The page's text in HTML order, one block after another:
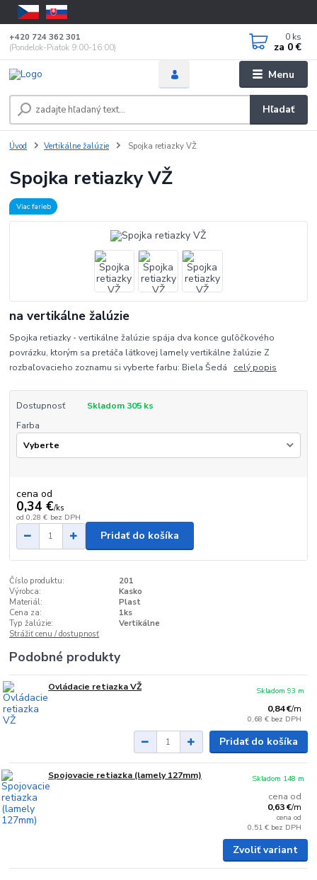
Menu
Hľadať
+420 724 362 301
(Pondelok-Piatok 9:00-16:00)
0 ks
za 0 €
Úvod Vertikálne žalúzie Spojka retiazky VŽ
Spojka retiazky VŽ
Viac farieb
na vertikálne žalúzie
Spojka retiazky - vertikálne žalúzie spája dva konce guľôčkového
povrázku, ktorým sa pretáča látkovej lamely vertikálne žalúzie Z
rozbaľovacieho zoznamu si vyberte farbu: Biela Šedá celý popis
Dostupnosť
Skladom 305 ks
Farba
cena od
0,34 €/ks
od 0,28 € bez DPH
Pridať do košíka
Číslo produktu:
201
Výrobca:
Kasko
Materiál:
Plast
Cena za:
1ks
Typ žalúzie:
Vertikálne
Strážiť cenu / dostupnosť
Podobné produkty
Ovládacie retiazka VŽ
0,84 €/m
0,68 € bez DPH
Skladom 93 m
Pridať do košíka
Spojovacie retiazka (lamely 127mm)
cena od
0,63 €/m
cena od
0,51 € bez DPH
Skladom 148 m
Zvoliť variant